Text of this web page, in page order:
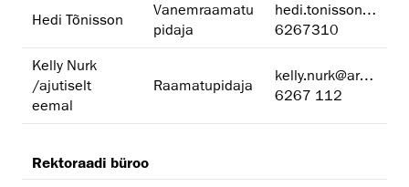
Hedi Tõnisson
Vanemraamatu
pidaja
hedi.tonisson@artun.ee
6267310
Kelly Nurk
/ajutiselt
eemal
Raamatupidaja
kelly.nurk@artun.ee
6267 112
Rektoraadi büroo